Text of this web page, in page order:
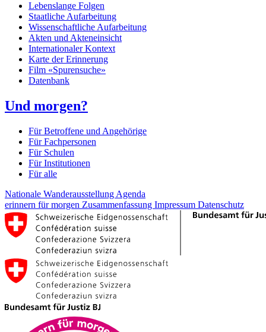
Lebenslange Folgen
Staatliche Aufarbeitung
Wissenschaftliche Aufarbeitung
Akten und Akteneinsicht
Internationaler Kontext
Karte der Erinnerung
Film «Spurensuche»
Datenbank
Und morgen?
Für Betroffene und Angehörige
Für Fachpersonen
Für Schulen
Für Institutionen
Für alle
Nationale Wanderausstellung Agenda
erinnern für morgen Zusammenfassung Impressum Datenschutz